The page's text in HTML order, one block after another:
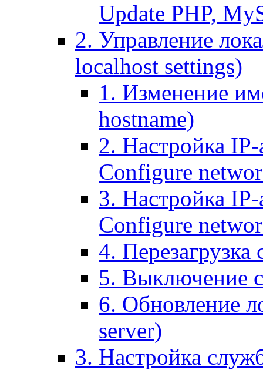
Update PHP,
2. Управление
localhost settings)
1. Изменение
hostname)
2. Настройка IP-
Configure
3. Настройка
Configure
4. Перезагрузка
5. Выключение
6. Обновление
server)
3. Настройка